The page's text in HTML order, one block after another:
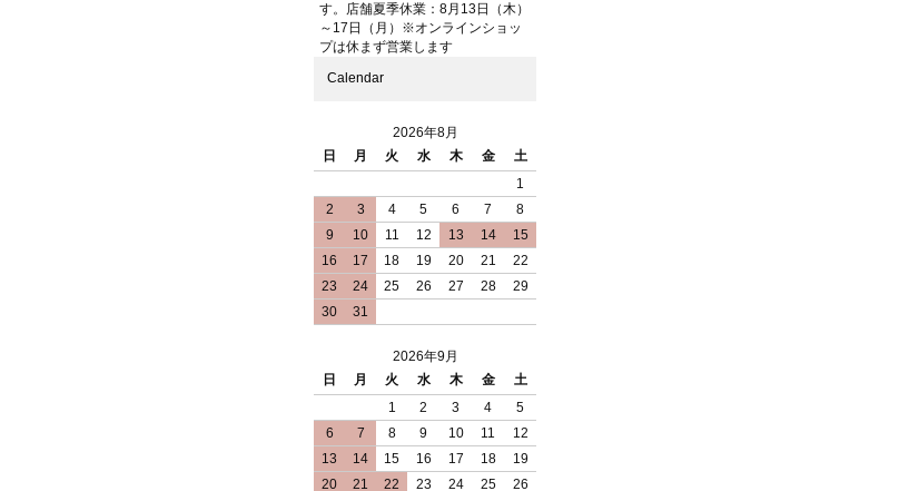
す。店舗夏季休業：8月13日（木）
～17日（月）※オンラインショッ
プは休まず営業します
Calendar
2026年8月
日
月 火 水 木 金
土
1
2
3 4 5 6 7
8
9
10 11 12 13 14
15
16
17 18 19 20 21
22
23
24 25 26 27 28
29
30
31
2026年9月
日
月 火 水 木 金
土
1
2 3 4
5
6
7 8 9 10 11
12
13
14 15 16 17 18
19
20
21 22 23 24 25 26